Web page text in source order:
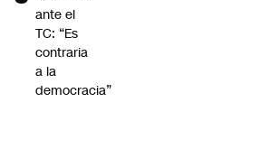
ante el
TC: “Es
contraria
a la
democracia”